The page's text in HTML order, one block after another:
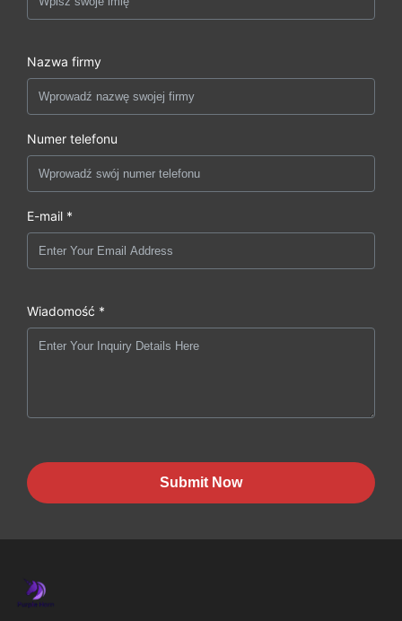
Nazwa firmy
Numer telefonu
E-mail *
Wiadomość *
Submit Now